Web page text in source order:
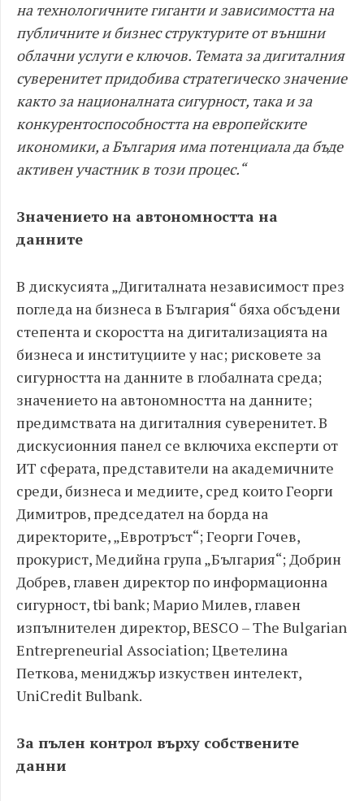
на технологичните гиганти и зависимостта на
публичните и бизнес структурите от външни
облачни услуги е ключов. Темата за дигиталния
суверенитет придобива стратегическо значение
както за националната сигурност, така и за
конкурентоспособността на европейските
икономики, а България има потенциала да бъде
активен участник в този процес.“
Значението на автономността на
данните
В дискусията „Дигиталната независимост през
погледа на бизнеса в България“ бяха обсъдени
степента и скоростта на дигитализацията на
бизнеса и институциите у нас; рисковете за
сигурността на данните в глобалната среда;
значението на автономността на данните;
предимствата на дигиталния суверенитет. В
дискусионния панел се включиха експерти от
ИТ сферата, представители на академичните
среди, бизнеса и медиите, сред които Георги
Димитров, председател на борда на
директорите, „Евротръст“; Георги Гочев,
прокурист, Медийна група „България“; Добрин
Добрев, главен директор по информационна
сигурност, tbi bank; Марио Милев, главен
изпълнителен директор, BESCO – The Bulgarian
Entrepreneurial Association; Цветелина
Петкова, мениджър изкуствен интелект,
UniCredit Bulbank.
За пълен контрол върху собствените
данни